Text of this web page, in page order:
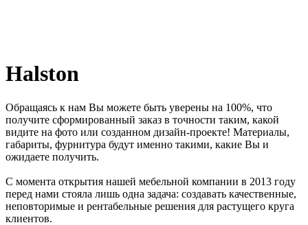
Halston
Обращаясь к нам Вы можете быть уверены на 100%, что
получите сформированный заказ в точности таким, какой
видите на фото или созданном дизайн-проекте! Материалы,
габариты, фурнитура будут именно такими, какие Вы и
ожидаете получить.
С момента открытия нашей мебельной компании в 2013 году
перед нами стояла лишь одна задача: создавать качественные,
неповторимые и рентабельные решения для растущего круга
клиентов.